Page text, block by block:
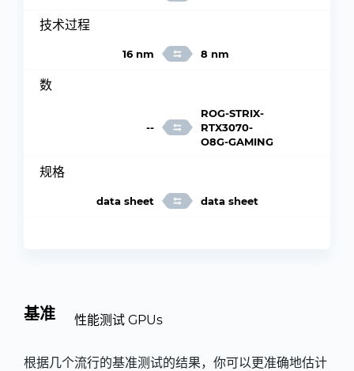
技术过程
16 nm 8 nm
数
--
ROG-STRIX-
RTX3070-
O8G-GAMING
规格
data sheet data sheet
基准 性能测试 GPUs
根据几个流行的基准测试的结果，你可以更准确地估计